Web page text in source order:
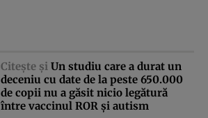
Citeşte şi Un studiu care a durat un
deceniu cu date de la peste 650.000
de copii nu a găsit nicio legătură
între vaccinul ROR şi autism